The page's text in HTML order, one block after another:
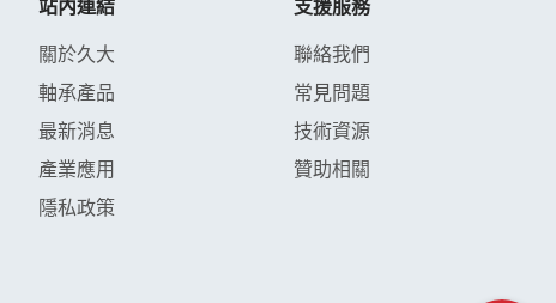
站內連結
關於久大
軸承產品
最新消息
產業應用
隱私政策
支援服務
聯絡我們
常見問題
技術資源
贊助相關